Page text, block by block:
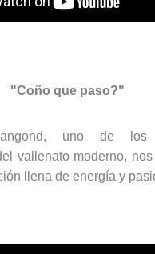
"Coño que paso?"
, uno de los
vallenato moderno, nos
llena de energía y